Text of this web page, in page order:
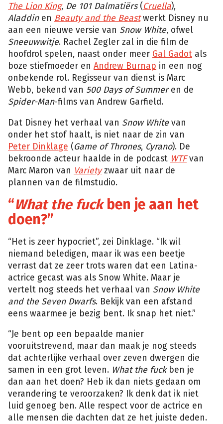
The Lion King, De 101 Dalmatiërs(Cruella),
Aladdinen Beauty and the Beastwerkt Disney nu
aan een nieuwe versie van Snow White, ofwel
Sneeuwwitje. Rachel Zegler zal in die film de
hoofdrol spelen, naast onder meer Gal Gadot als
boze stiefmoeder en Andrew Burnap in een nog
onbekende rol. Regisseur van dienst is Marc
Webb, bekend van 500 Days of Summeren de
Spider-Man-films van Andrew Garfield.
Dat Disney het verhaal van Snow Whitevan
onder het stof haalt, is niet naar de zin van
Peter Dinklage (Game of Thrones, Cyrano). De
bekroonde acteur haalde in de podcast WTFvan
Marc Maron van Varietyzwaar uit naar de
plannen van de filmstudio.
“What the fuckben je aan het
doen?”
“Het is zeer hypocriet”, zei Dinklage. “Ik wil
niemand beledigen, maar ik was een beetje
verrast dat ze zeer trots waren dat een ​​Latina-
actrice gecast was als Snow White. Maar je
vertelt nog steeds het verhaal van Snow White
and the Seven Dwarfs. Bekijk van een afstand
eens waarmee je bezig bent. Ik snap het niet.”
“Je bent op een bepaalde manier
vooruitstrevend, maar dan maak je nog steeds
dat achterlijke verhaal over zeven dwergen die
samen in een grot leven. What the fuckben je
dan aan het doen? Heb ik dan niets gedaan om
verandering te veroorzaken? Ik denk dat ik niet
luid genoeg ben. Alle respect voor de actrice en
alle mensen die dachten dat ze het juiste deden.